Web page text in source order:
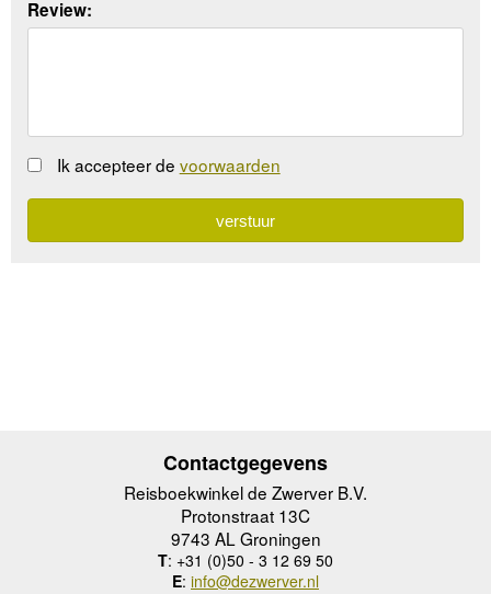
Review:
Ik accepteer de voorwaarden
Contactgegevens
Reisboekwinkel de Zwerver B.V.
Protonstraat 13C
9743 AL Groningen
T: +31 (0)50 - 3 12 69 50
E: info@dezwerver.nl